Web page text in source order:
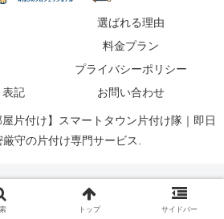
選ばれる理由
料金プラン
プライバシーポリシー
表記
お問い合わせ
片付け】スマートタウン片付け隊｜即日
守の片付け専門サービス.
トップ サイドバー